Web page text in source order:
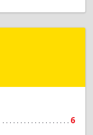
6
Подробнее